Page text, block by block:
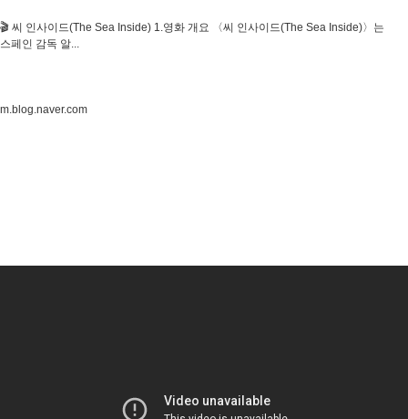
🎬 씨 인사이드(The Sea Inside) 1.영화 개요 〈씨 인사이드(The Sea Inside)〉는
스페인 감독 알...
m.blog.naver.com